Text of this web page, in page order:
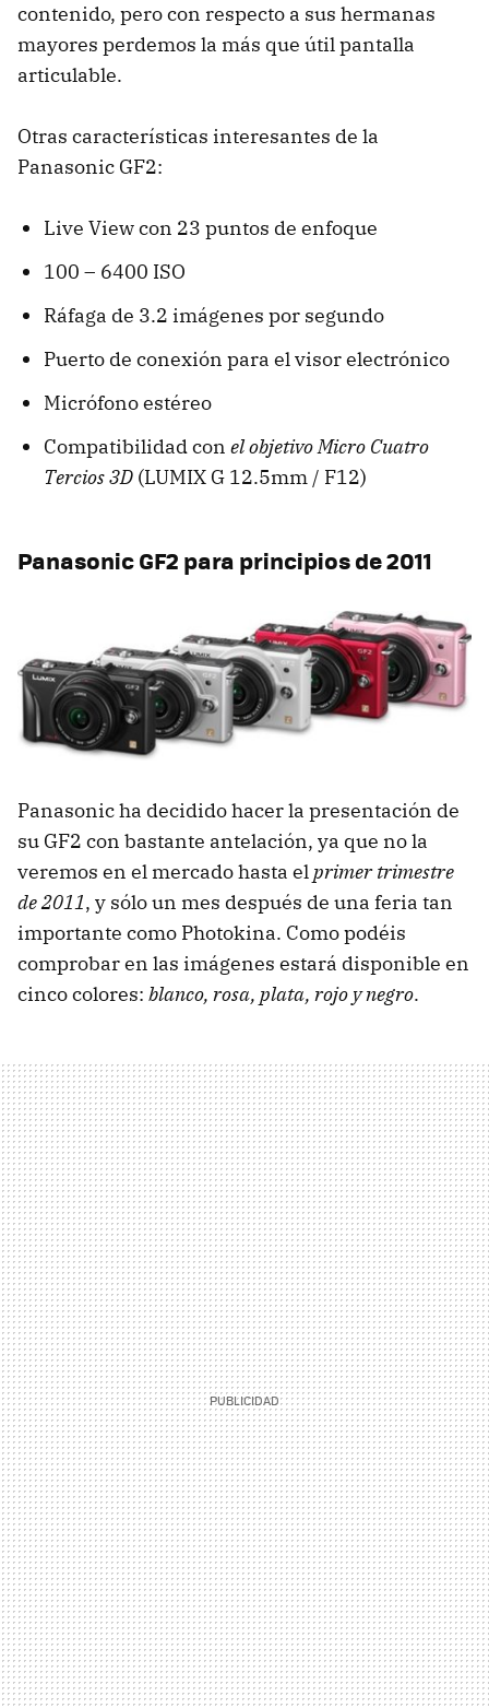
contenido, pero con respecto a sus hermanas
mayores perdemos la más que útil pantalla
articulable.
Otras características interesantes de la
Panasonic GF2:
Live View con 23 puntos de enfoque
100 – 6400 ISO
Ráfaga de 3.2 imágenes por segundo
Puerto de conexión para el visor electrónico
Micrófono estéreo
Compatibilidad con el objetivo Micro Cuatro
Tercios 3D (LUMIX G 12.5mm / F12)
Panasonic GF2 para principios de 2011
Panasonic ha decidido hacer la presentación de
su GF2 con bastante antelación, ya que no la
veremos en el mercado hasta elprimer trimestre
de 2011, y sólo un mes después de una feria tan
importante como Photokina. Como podéis
comprobar en las imágenes estará disponible en
cinco colores: blanco, rosa, plata, rojo y negro.